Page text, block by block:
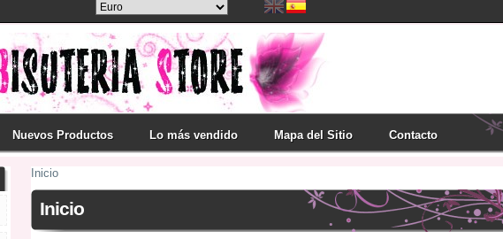
Nuevos Productos Lo más vendido Mapa del Sitio Contacto
Inicio
Inicio